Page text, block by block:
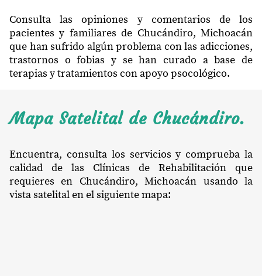
Consulta las opiniones y comentarios de los
pacientes y familiares de Chucándiro, Michoacán
que han sufrido algún problema con las adicciones,
trastornos o fobias y se han curado a base de
terapias y tratamientos con apoyo psocológico.
Mapa Satelital de Chucándiro.
Encuentra, consulta los servicios y comprueba la
calidad de las Clínicas de Rehabilitación que
requieres en Chucándiro, Michoacán usando la
vista satelital en el siguiente mapa: